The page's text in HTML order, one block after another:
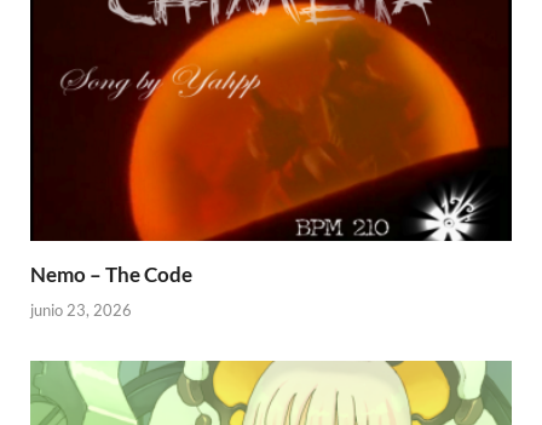
Nemo – The Code
junio 23, 2026